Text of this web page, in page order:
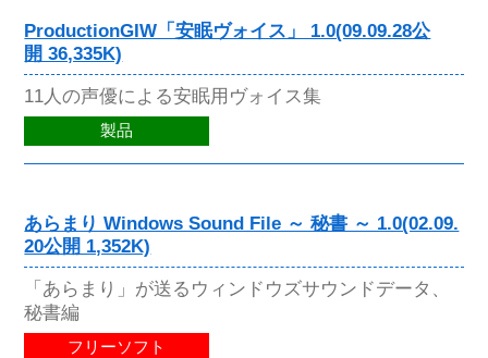
ProductionGIW「安眠ヴォイス」 1.0(09.09.28公
開 36,335K)
11人の声優による安眠用ヴォイス集
製品
あらまり Windows Sound File ～ 秘書 ～ 1.0(02.09.
20公開 1,352K)
「あらまり」が送るウィンドウズサウンドデータ、
秘書編
フリーソフト